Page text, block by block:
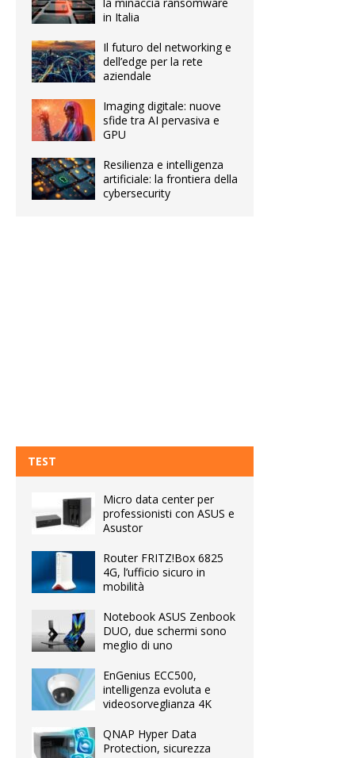
in Italia
Il futuro del networking e
dell’edge per la rete
aziendale
Imaging digitale: nuove
sfide tra AI pervasiva e
GPU
Resilienza e intelligenza
artificiale: la frontiera della
cybersecurity
TEST
Micro data center per
professionisti con ASUS e
Asustor
Router FRITZ!Box 6825
4G, l’ufficio sicuro in
mobilità
Notebook ASUS Zenbook
DUO, due schermi sono
meglio di uno
EnGenius ECC500,
intelligenza evoluta e
videosorveglianza 4K
QNAP Hyper Data
Protection, sicurezza